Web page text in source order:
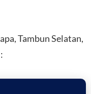
Tambun Selatan,